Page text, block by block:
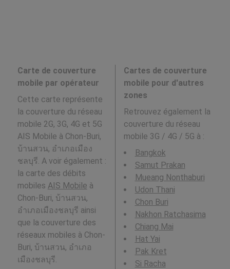
Carte de couverture
mobile par opérateur
Cette carte représente
la couverture du réseau
mobile 2G, 3G, 4G et 5G
AIS Mobile à Chon-Buri,
บ้านสวน, อำเภอเมือง
ชลบุรี. A voir également :
la carte des débits
mobiles AIS Mobile à
Chon-Buri, บ้านสวน,
อำเภอเมืองชลบุรี ainsi
que la couverture des
réseaux mobiles à Chon-
Buri, บ้านสวน, อำเภอ
เมืองชลบุรี.
Cartes de couverture
mobile pour d'autres
zones
Retrouvez également la
couverture du réseau
mobile 3G / 4G / 5G à :
Bangkok
Samut Prakan
Mueang Nonthaburi
Udon Thani
Chon Buri
Nakhon Ratchasima
Chiang Mai
Hat Yai
Pak Kret
Si Racha